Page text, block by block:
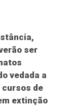
ser
vedada a
de
extinção